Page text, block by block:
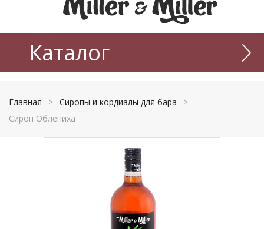
333-
(495)
77-99
Каталог
Главная > Сиропы и кордиалы для бара
>
Сироп Облепиха